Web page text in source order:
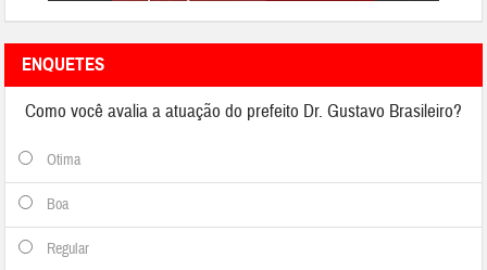
ENQUETES
Como você avalia a atuação do prefeito Dr. Gustavo Brasileiro?
Otima
Boa
Regular